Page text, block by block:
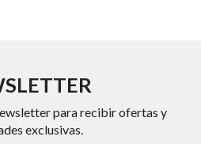
para recibir ofertas y
exclusivas.